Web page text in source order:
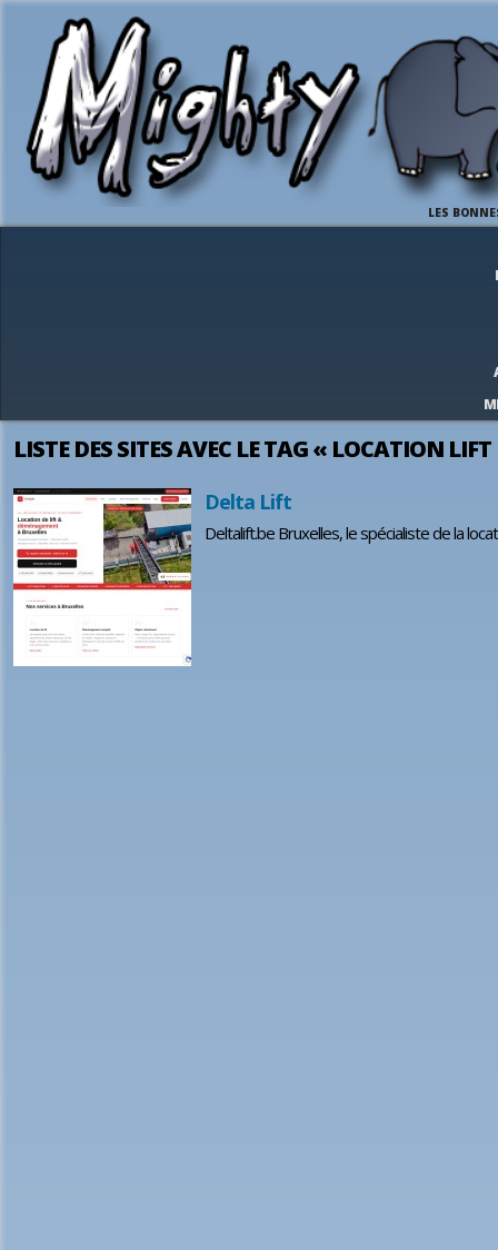
LES
LISTE DES SITES AVEC LE TAG « LOCATION
Delta Lift
Deltalift.be Bruxelles, le spécialiste de la